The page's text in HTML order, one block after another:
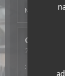
Merci
Celine
2026-08-04
: